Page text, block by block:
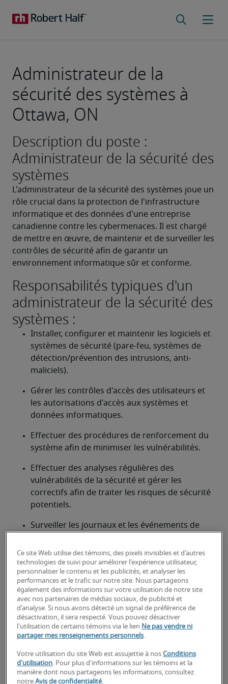
Administrateur de la
sécurité des systèmes à
Ottawa, ON
Description du poste :
Administrateur de la sécurité des
systèmes
L'administrateur de la sécurité des systèmes joue un
rôle crucial dans la protection de l'infrastructure
informatique et des données d'une entreprise
canadienne contre les cybermenaces. Il est chargé
de mettre en œuvre, de maintenir et de surveiller les
contrôles de sécurité afin de garantir un
environnement informatique sûr et conforme.
Responsabilités typiques d'un
administrateur de la sécurité des
systèmes :
Installer, configurer et maintenir les logiciels et
systèmes de sécurité (pare-feu, systèmes de
détection/prévention des intrusions, anti-
maliciels).
Gérer les contrôles d'accès des utilisateurs et
les autorisations d'accès aux systèmes et
données informatiques.
Effectuer des procédures de renforcement du
système afin de minimiser les vulnérabilités.
Effectuer des analyses régulières des
vulnérabilités de la sécurité et gérer les
correctifs afin de traiter les risques de sécurité
potentiels.
Surveiller les journaux et les événements de
et y répondre.
Enquêter sur les incidents de sécurité et y
répondre conformément aux procédures
établies.
Analyser les menaces et les vulnérabilités en
matière de sécurité et mettre en œuvre des
stratégies d'atténuation appropriées.
Participer aux processus de gestion des
incidents et des événements de sécurité (GIES).
Ce site Web utilise des témoins, des pixels invisibles et d'autres
technologies de suivi pour améliorer l'expérience utilisateur,
personnaliser le contenu et les publicités, et analyser les
performances et le trafic sur notre site. Nous partageons
également des informations sur votre utilisation de notre site
avec nos partenaires de médias sociaux, de publicité et
d'analyse. Si nous avons détecté un signal de préférence de
désactivation, il sera respecté. Vous pouvez désactiver
l'utilisation de certains témoins via le lien Ne pas vendre ni
partager mes renseignements personnels.
Votre utilisation du site Web est assujettie à nosConditions
d'utilisation. Pour plus d'informations sur les témoins et la
manière dont nous partageons les informations, consultez
notreAvis de confidentialité.